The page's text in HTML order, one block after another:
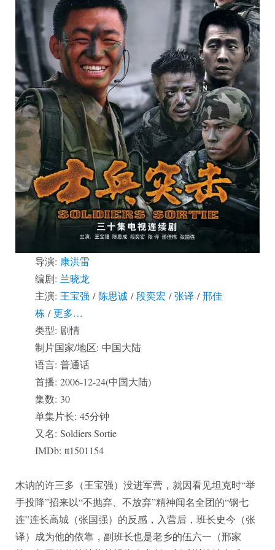
导演: 康洪雷
编剧: 兰晓龙
主演: 王宝强 /陈思诚 /段奕宏 /张译 /邢佳
栋 /更多…
类型: 剧情
制片国家/地区: 中国大陆
语言: 普通话
首播: 2006-12-24(中国大陆)
集数: 30
单集片长: 45分钟
又名: Soldiers Sortie
IMDb: tt1501154
木讷的许三多（王宝强）没进军营，就因看见坦克时“举
手投降”招来以“不抛弃、不放弃”精神闻名全团的“钢七
连”连长高城（张国强）的反感，入营后，班长史今（张
译）成为他的依靠，副班长也是老乡的伍六一（邢家